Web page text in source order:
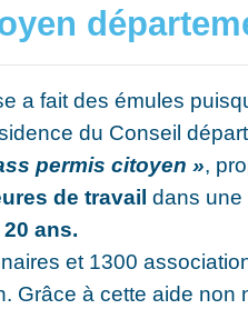
a fait des émules
du Conseil
permis citoyen »,
de travaildans une
ans.
et 1300
Grâce à cette aide non